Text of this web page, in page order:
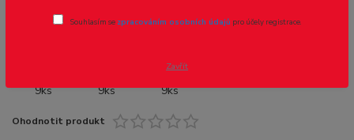
Ohodnotit produkt
Souhlasím se zpracováním osobních údajů pro účely registrace.
Zavřít